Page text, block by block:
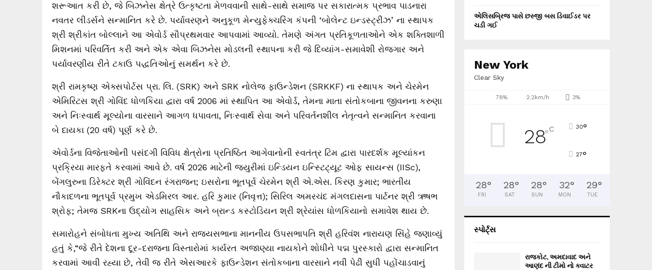
શરૂઆત કરી છે, જે બિઝનેસ ક્ષેત્રે ઉત્કૃષ્ટતા મેળવવાની સાથે-સાથે સમાજ પર સકારાત્મક પ્રભાવ પાડનારા
નવતર લીડર્સને સન્માનિત કરે છે. પર્યાવરણને અનુકૂળ મેન્યુફેક્ચરિંગ કંપની ‘બોલેન્ટ ઇન્ડસ્ટ્રીઝ’ ના સ્થાપક
શ્રી શ્રીકાંત બોલ્લાને આ એવોર્ડ સૌપ્રથમવાર આપવામાં આવ્યો. તેમણે અંગત પ્રતિકૂળતાઓને એક શક્તિશાળી
મિશનમાં પરિવર્તિત કરી અને એક એવા બિઝનેસ મોડલની સ્થાપના કરી જે દિવ્યાંગ-સમાવેશી રોજગાર અને
પર્યાવરણીય રીતે ટકાઉ પદ્ધતિઓનું સમર્થન કરે છે.
શ્રી રામકૃષ્ણ એક્સપોર્ટસ પ્રા. લિ. (SRK) અને SRK નોલેજ ફાઉન્ડેશન (SRKKF) ના સ્થાપક અને ચેરમેન
એમિરિટસ શ્રી ગોવિંદ ધોળકિયા દ્વારા વર્ષ 2006 માં સ્થાપિત આ એવોર્ડ, તેમના માતા સંતોકબાના જીવનના કરુણા
અને નિઃસ્વાર્થ મૂલ્યોના વારસાને આગળ ધપાવતા, નિઃસ્વાર્થ સેવા અને પરિવર્તનશીલ નેતૃત્વને સન્માનિત કરવાના
બે દાયકા (20 વર્ષ) પૂર્ણ કરે છે.
એવોર્ડના વિજેતાઓની પસંદગી વિવિધ ક્ષેત્રોના પ્રતિષ્ઠિત આગેવાનોની સ્વતંત્ર ટિમ દ્વારા પારદર્શક મૂલ્યાંકન
પ્રક્રિયા મારફતે કરવામાં આવે છે. વર્ષ 2026 માટેની જ્યુરીમાં ઇન્ડિયન ઇન્સ્ટિટ્યૂટ ઓફ સાયન્સ (IISc),
બેંગલુરુના ડિરેક્ટર શ્રી ગોવિંદન રંગરાજન; ઇસરોના ભૂતપૂર્વ ચેરમેન શ્રી એ.એસ. કિરણ કુમાર; ભારતીય
નૌકાદળના ભૂતપૂર્વ પ્રમુખ એડમિરલ આર. હરિ કુમાર (નિવૃત્ત); સિરિલ અમરચંદ મંગલદાસના પાર્ટનર શ્રી ઋષભ
શ્રોફ; તેમજ SRKના ઉદ્યોગ સાહસિક અને બ્રાન્ડ કસ્ટોડિયન શ્રી શ્રેયાંસ ધોળકિયાનો સમાવેશ થાય છે.
સમારોહને સંબોધતા મુખ્ય અતિથિ અને રાજ્યસભાના માનનીય ઉપસભાપતિ શ્રી હરિવંશ નારાયણ સિંહે જણાવ્યું
હતું કે,“જે રીતે દેશના દૂર-દરાજના વિસ્તારોમાં કાર્યરત અજાણ્યા નાયકોને શોધીને પદ્મ પુરસ્કારો દ્વારા સન્માનિત
કરવામાં આવી રહ્યા છે, તેવી જ રીતે એસઆરકે ફાઉન્ડેશન સંતોકબાના વારસાને નવી પેઢી સુધી પહોંચાડવાનું
એલિસબ્રિજ પાસે છસ્જી બસ ડિવાઈડર પર
ચડી ગઈ
New York
Clear Sky
78% 2.2km/h 3%
28°C 30°
27°
28°
FRI
28°
SAT
28°
SUN
32°
MON
29°
TUE
સ્પોર્ટ્સ
રાજકોટ, અમદાવાદ અને
આણંદ ની ટીમો નો ક્વાટર